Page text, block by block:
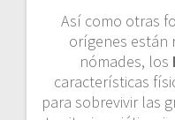
Así como otras
orígenes están
nómades, los
características
para sobrevivir las